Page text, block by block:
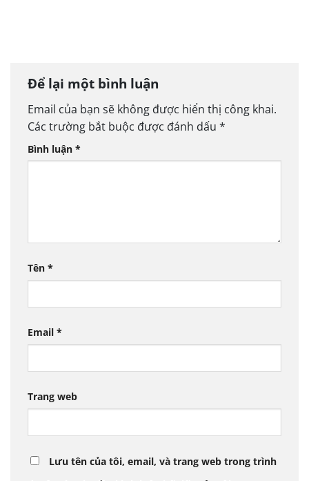
Để lại một bình luận
Email của bạn sẽ không được hiển thị công khai.
Các trường bắt buộc được đánh dấu *
Bình luận *
Tên *
Email *
Trang web
Lưu tên của tôi, email, và trang web trong trình